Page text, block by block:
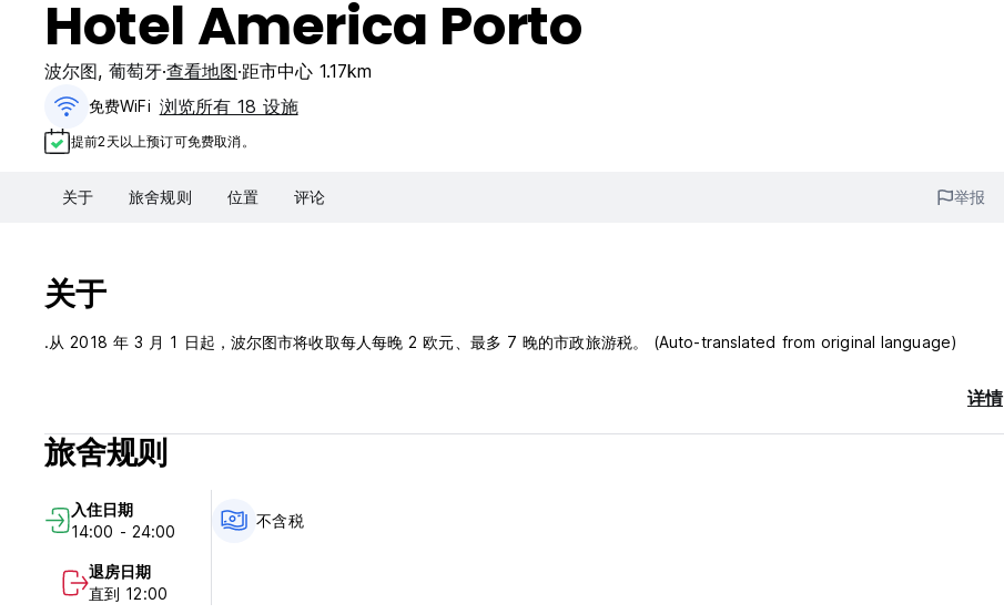
Hotel America Porto
波尔图, 葡萄牙 查看地图 距市中心 1.17km
免费WiFi 浏览所有 18 设施
提前2天以上预订可免费取消。
关于 旅舍规则 位置 评论 举报
关于
.从 2018 年 3 月 1 日起，波尔图市将收取每人每晚 2 欧元、最多 7 晚的市政旅游税。 (Auto-translated from original language)
详情
旅舍规则
入住日期
14:00 - 24:00
退房日期
直到 12:00
不含税